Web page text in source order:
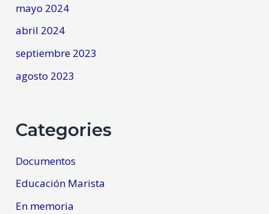
mayo 2024
abril 2024
septiembre 2023
agosto 2023
Categories
Documentos
Educación Marista
En memoria